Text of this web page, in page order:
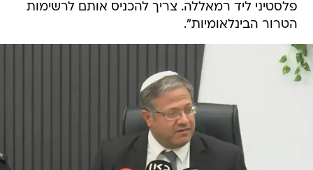
פלסטיני ליד רמאללה. צריך להכניס אותם לרשימות
הטרור הבינלאומיות".